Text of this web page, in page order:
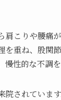
肩こりや腰痛
を重ね、股関
慢性的な不調
されています